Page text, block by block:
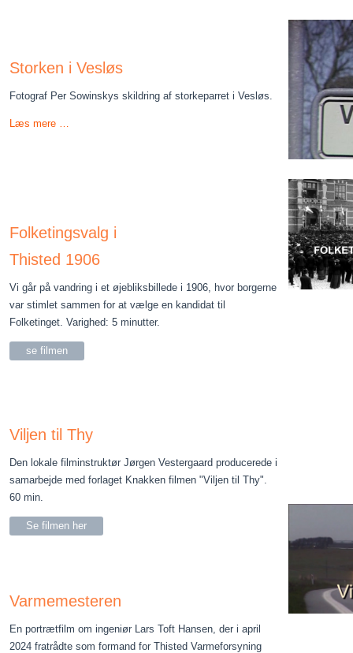
Storken i Vesløs
Fotograf Per Sowinskys skildring af storkeparret i Vesløs.
Læs mere …
Folketingsvalg i
Thisted 1906
Vi går på vandring i et øjebliksbillede i 1906, hvor borgerne
var stimlet sammen for at vælge en kandidat til
Folketinget.Varighed: 5 minutter.
se filmen
Viljen til Thy
Den lokale filminstruktør Jørgen Vestergaard producerede i
samarbejde med forlaget Knakken filmen "Viljen til Thy".
60 min.
Se filmen her
Varmemesteren
En portrætfilm om ingeniør Lars Toft Hansen, der i april
2024 fratrådte som formand for Thisted Varmeforsyning